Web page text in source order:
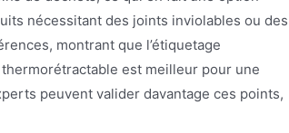
nécessitant des joints inviolables ou des
montrant que l’étiquetage
est meilleur pour une
peuvent valider davantage ces points,